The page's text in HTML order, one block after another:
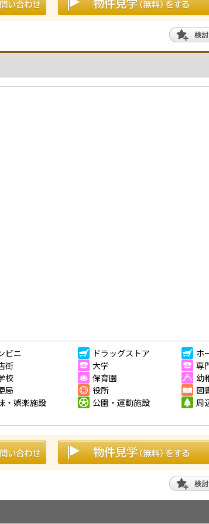
ビニ ドラッグストア
ホ
街 大学
専
校 保育園
幼
局 役所
図
・娯楽施設 公園・運動施設
周